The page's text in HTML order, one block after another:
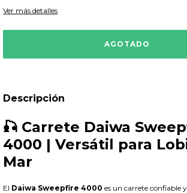
Ver más detalles
Descripción
🎣 Carrete Daiwa
4000 | Versátil para
Mar
El Daiwa Sweepfire 4000 es un carrete confiable